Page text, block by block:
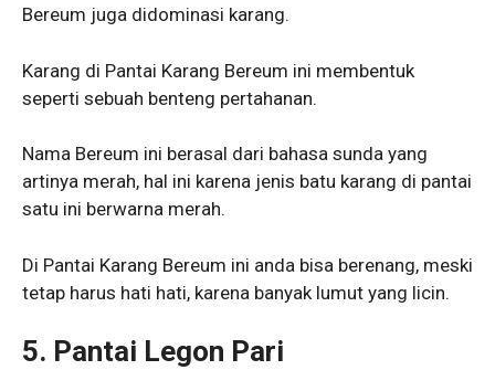
Bereum juga didominasi karang.
Karang di Pantai Karang Bereum ini membentuk
seperti sebuah benteng pertahanan.
Nama Bereum ini berasal dari bahasa sunda yang
artinya merah, hal ini karena jenis batu karang di pantai
satu ini berwarna merah.
Di Pantai Karang Bereum ini anda bisa berenang, meski
tetap harus hati hati, karena banyak lumut yang licin.
5. Pantai Legon Pari